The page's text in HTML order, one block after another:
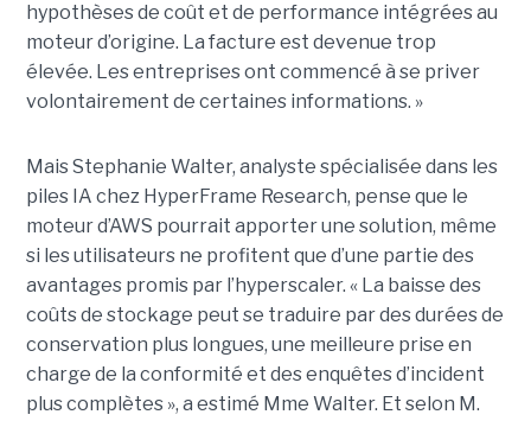
hypothèses de coût et de performance intégrées au
moteur d’origine. La facture est devenue trop
élevée. Les entreprises ont commencé à se priver
volontairement de certaines informations. »
Mais Stephanie Walter, analyste spécialisée dans les
piles IA chez HyperFrame Research, pense que le
moteur d’AWS pourrait apporter une solution, même
si les utilisateurs ne profitent que d’une partie des
avantages promis par l’hyperscaler. « La baisse des
coûts de stockage peut se traduire par des durées de
conservation plus longues, une meilleure prise en
charge de la conformité et des enquêtes d’incident
plus complètes », a estimé Mme Walter. Et selon M.